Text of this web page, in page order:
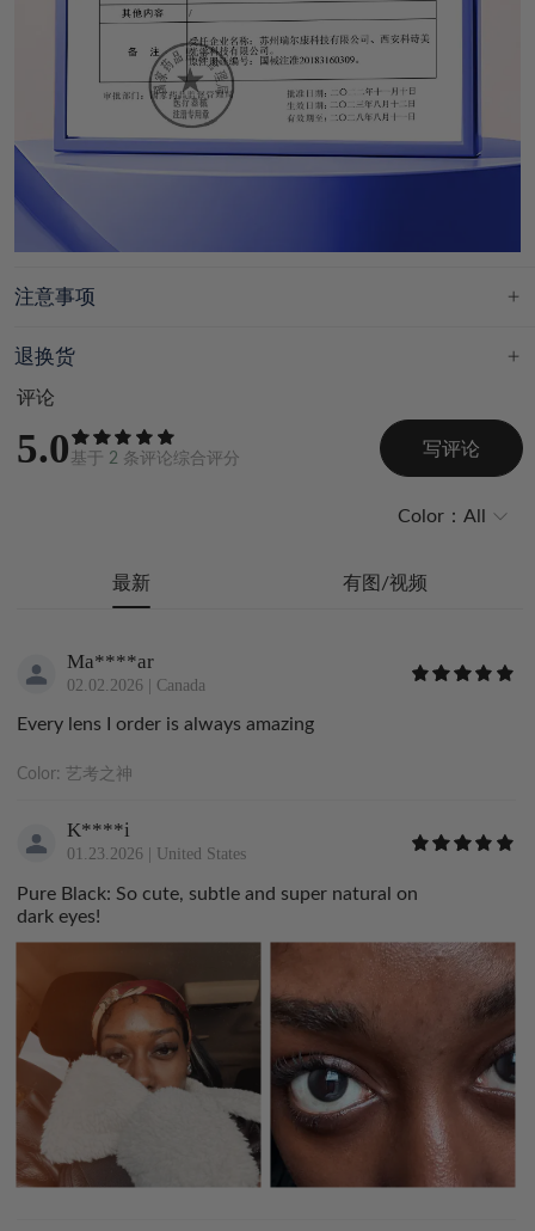
注意事项
退换货
评论
5.0 基于 2 条评论综合评分
写评论
Color： All
最新 有图/视频
Ma****ar
02.02.2026 | Canada
Every lens I order is always amazing
Color: 艺考之神
K****i
01.23.2026 | United States
Pure Black: So cute, subtle and super natural on
dark eyes!